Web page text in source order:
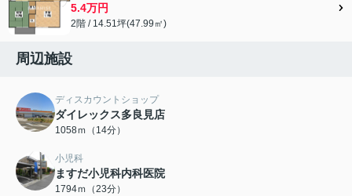
5.4万円
2階 / 14.51坪(47.99㎡)
周辺施設
ディスカウントショップ
ダイレックス多良見店
1058ｍ（14分）
小児科
ますだ小児科内科医院
1794ｍ（23分）